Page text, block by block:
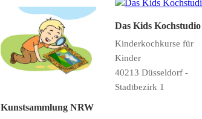
Kunstsammlung NRW
Das Kids Kochstudio
Kinderkochkurse für
Kinder
40213 Düsseldorf -
Stadtbezirk 1